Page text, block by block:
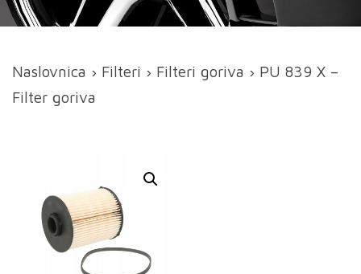
Naslovnica › Filteri › Filteri goriva › PU 839 X –
Filter goriva